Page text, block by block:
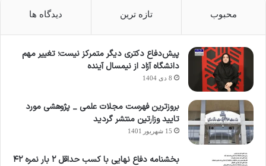
محبوب تازه ترین دیدگاه ها
پیش‌دفاع دکتری دیگر متمرکز نیست؛ تغییر مهم
دانشگاه آزاد از نیمسال آینده
8 دی 1404
بروزترین فهرست مجلات علمی _ پژوهشی مورد
تایید وزارتین منتشر گردید
15 شهریور 1401
بخشنامه دفاع نهایی با کسب حداقل ۲ بار نمره ۴۲